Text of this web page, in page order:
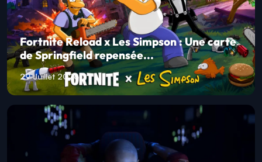
Fortnite Reload x Les Simpson : Une carte
de Springfield repensée...
29 Juillet 2026